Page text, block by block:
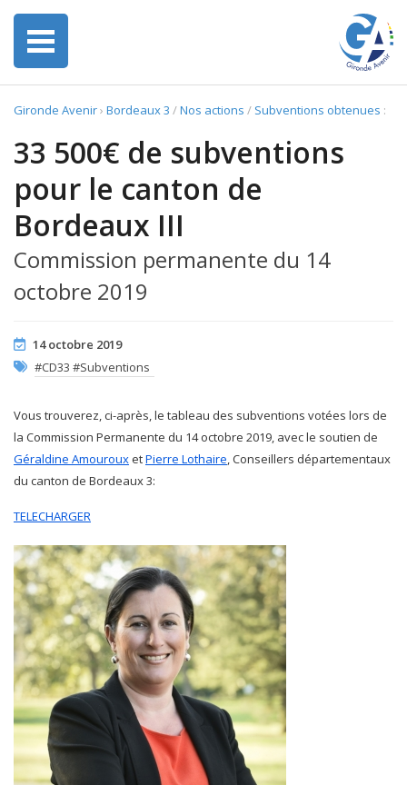
Gironde Avenir› Bordeaux 3 /Nos actions / Subventions obtenues :
33 500€ de subventions
pour le canton de
Bordeaux III
Commission permanente du 14
octobre 2019
14 octobre 2019
#CD33 #Subventions
Vous trouverez, ci-après, le tableau des subventions votées lors de
la Commission Permanente du 14 octobre 2019, avec le soutien de
Géraldine AmourouxetPierre Lothaire, Conseillers départementaux
du canton de Bordeaux 3:
TELECHARGER